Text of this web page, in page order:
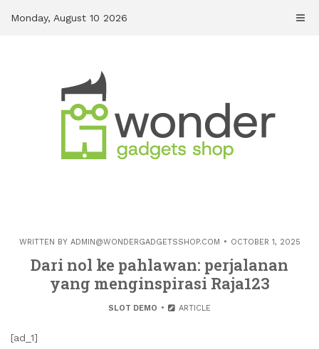
Monday, August 10 2026
WRITTEN BY ADMIN@WONDERGADGETSSHOP.COM OCTOBER 1, 2025
Dari nol ke pahlawan: perjalanan
yang menginspirasi Raja123
SLOT DEMO ARTICLE
[ad_1]